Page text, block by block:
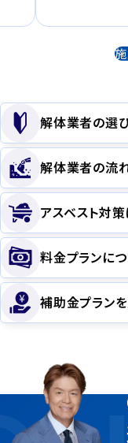
解体業者の選
解体業者の流
アスベスト対
料金プランに
補助金プラン